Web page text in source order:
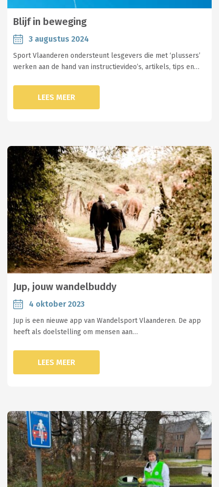
Blijf in beweging
3 augustus 2024
Sport Vlaanderen ondersteunt lesgevers die met ‘plussers’
werken aan de hand van instructievideo’s, artikels, tips en…
LEES MEER
Jup, jouw wandelbuddy
4 oktober 2023
Jup is een nieuwe app van Wandelsport Vlaanderen. De app
heeft als doelstelling om mensen aan…
LEES MEER